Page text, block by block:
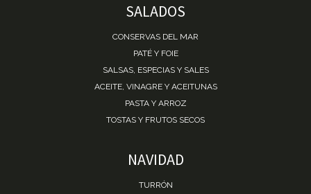
SALADOS
CONSERVAS DEL MAR
PATÉ Y FOIE
SALSAS, ESPECIAS Y SALES
ACEITE, VINAGRE Y ACEITUNAS
PASTA Y ARROZ
TOSTAS Y FRUTOS SECOS
NAVIDAD
TURRÓN